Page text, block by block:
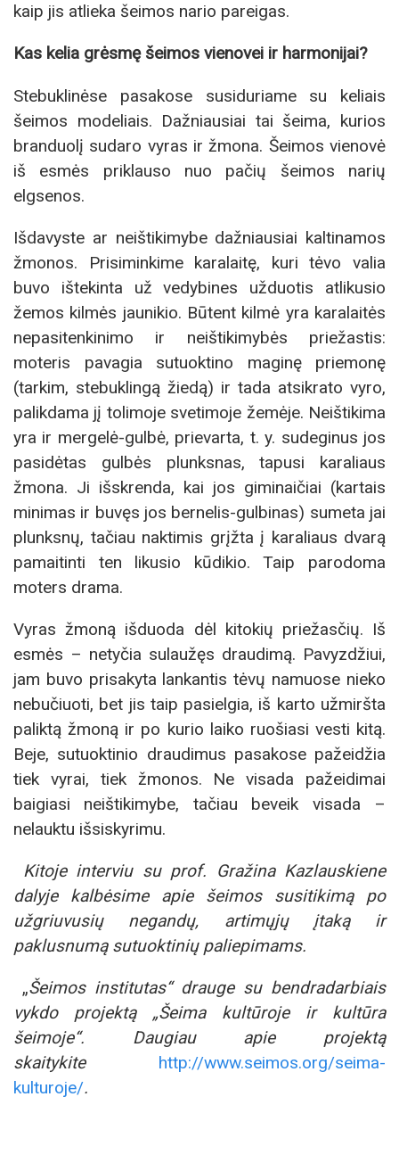
kaip jis atlieka šeimos nario pareigas.
Kas kelia grėsmę šeimos vienovei ir harmonijai?
Stebuklinėse pasakose susiduriame su keliais
šeimos modeliais. Dažniausiai tai šeima, kurios
branduolį sudaro vyras ir žmona. Šeimos vienovė
iš esmės priklauso nuo pačių šeimos narių
elgsenos.
Išdavyste ar neištikimybe dažniausiai kaltinamos
žmonos. Prisiminkime karalaitę, kuri tėvo valia
buvo ištekinta už vedybines užduotis atlikusio
žemos kilmės jaunikio. Būtent kilmė yra karalaitės
nepasitenkinimo ir neištikimybės priežastis:
moteris pavagia sutuoktino maginę priemonę
(tarkim, stebuklingą žiedą) ir tada atsikrato vyro,
palikdama jį tolimoje svetimoje žemėje. Neištikima
yra ir mergelė-gulbė, prievarta, t. y. sudeginus jos
pasidėtas gulbės plunksnas, tapusi karaliaus
žmona. Ji išskrenda, kai jos giminaičiai (kartais
minimas ir buvęs jos bernelis-gulbinas) sumeta jai
plunksnų, tačiau naktimis grįžta į karaliaus dvarą
pamaitinti ten likusio kūdikio. Taip parodoma
moters drama.
Vyras žmoną išduoda dėl kitokių priežasčių. Iš
esmės – netyčia sulaužęs draudimą. Pavyzdžiui,
jam buvo prisakyta lankantis tėvų namuose nieko
nebučiuoti, bet jis taip pasielgia, iš karto užmiršta
paliktą žmoną ir po kurio laiko ruošiasi vesti kitą.
Beje, sutuoktinio draudimus pasakose pažeidžia
tiek vyrai, tiek žmonos. Ne visada pažeidimai
baigiasi neištikimybe, tačiau beveik visada –
nelauktu išsiskyrimu.
Kitoje interviu su prof. Gražina Kazlauskiene
dalyje kalbėsime apie šeimos susitikimą po
užgriuvusių negandų, artimųjų įtaką ir
paklusnumą sutuoktinių paliepimams.
„Šeimos institutas“ drauge su bendradarbiais
vykdo projektą „Šeima kultūroje ir kultūra
šeimoje“. Daugiau apie projektą
skaitykite
http://www.seimos.org/seima-
kulturoje/.